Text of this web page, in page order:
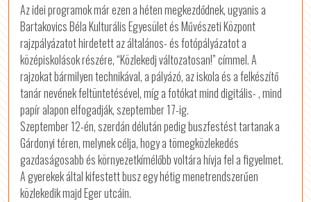
Az idei programok már ezen a héten megkezdődnek, ugyanis a
Bartakovics Béla Kulturális Egyesület és Művészeti Központ
rajzpályázatot hirdetett az általános- és fotópályázatot a
középiskolások részére, “Közlekedj változatosan!” címmel. A
rajzokat bármilyen technikával, a pályázó, az iskola és a felkészítő
tanár nevének feltüntetésével, míg a fotókat mind digitális- , mind
papír alapon elfogadják, szeptember 17-ig.
Szeptember 12-én, szerdán délután pedig buszfestést tartanak a
Gárdonyi téren, melynek célja, hogy a tömegközlekedés
gazdaságosabb és környezetkímélőbb voltára hívja fel a figyelmet.
A gyerekek által kifestett busz egy hétig menetrendszerűen
közlekedik majd Eger utcáin.